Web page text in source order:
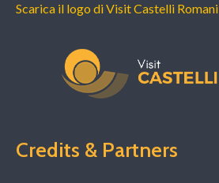
Scarica il logo di Visit Castelli Romani
Credits & Partners